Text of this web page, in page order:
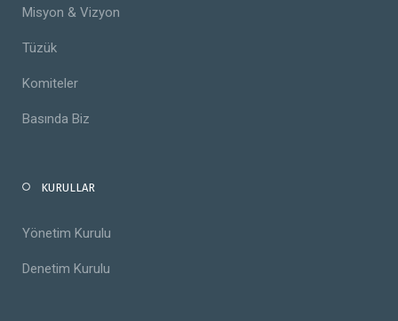
Misyon & Vizyon
Tüzük
Komiteler
Basında Biz
KURULLAR
Yönetim Kurulu
Denetim Kurulu